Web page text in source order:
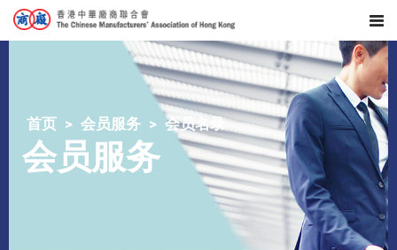
首页 会员服务 会员名录
会员服务